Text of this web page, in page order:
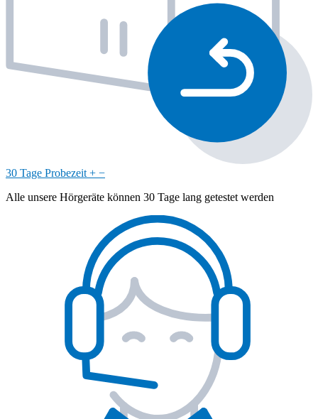
30 Tage Probezeit + −
Alle unsere Hörgeräte können 30 Tage lang getestet werden